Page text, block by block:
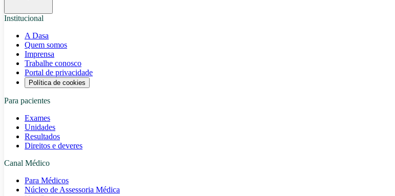
Institucional
A Dasa
Quem somos
Imprensa
Trabalhe conosco
Portal de privacidade
Política de cookies
Para pacientes
Exames
Unidades
Resultados
Direitos e deveres
Canal Médico
Para Médicos
Núcleo de Assessoria Médica